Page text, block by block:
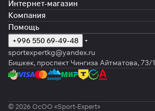
Интернет-магазин
Компания
Помощь
+996 550 69-49-48
sportexpertkg@yandex.ru
Бишкек, проспект Чингиза Айтматова, 73/1
© 2026 ОсОО «Sport-Expert»